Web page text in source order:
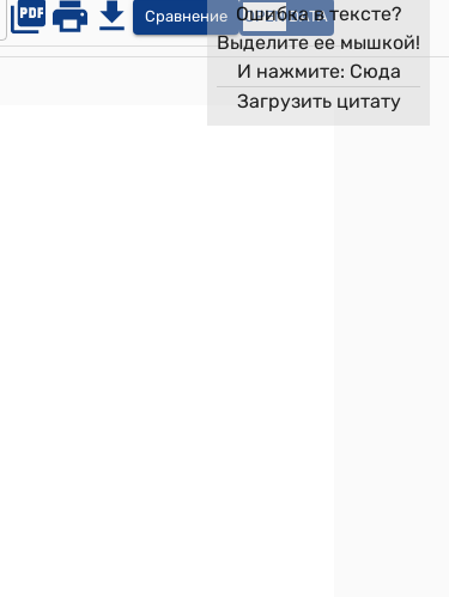
Сравнение OPEN DATA
Ошибка в тексте?
Выделите ее мышкой!
И нажмите: Сюда
Загрузить цитату